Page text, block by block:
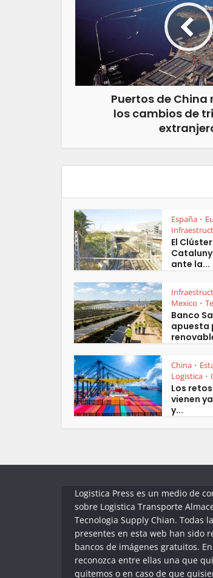
Puertos de China
los cambios de
España •
El
ante la...
Mexico •
Banco
apuesta
China •
Logistica •
Los
vienen
y...
Logistica Press es un medio de
sobre Logistica Transporte
Tecnologia Supply Chian. Todas
presentes en esta web han sido
bancos de imágenes gratuitos.
reconozca entre ellas una que
quitemos o en caso de que